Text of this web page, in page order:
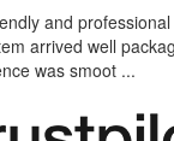
and
arrived well
was smoot ...